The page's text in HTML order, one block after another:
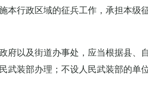
本行政区域的征兵工作，承担本
府以及街道办事处，应当根据县
武装部办理；不设人民武装部的